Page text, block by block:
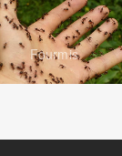
Fourmis